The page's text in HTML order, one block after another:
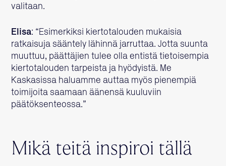
valitaan.
Elisa: “Esimerkiksi kiertotalouden mukaisia
ratkaisuja sääntely lähinnä jarruttaa. Jotta suunta
muuttuu, päättäjien tulee olla entistä tietoisempia
kiertotalouden tarpeista ja hyödyistä. Me
Kaskasissa haluamme auttaa myös pienempiä
toimijoita saamaan äänensä kuuluviin
päätöksenteossa.”
Mikä teitä inspiroi tällä